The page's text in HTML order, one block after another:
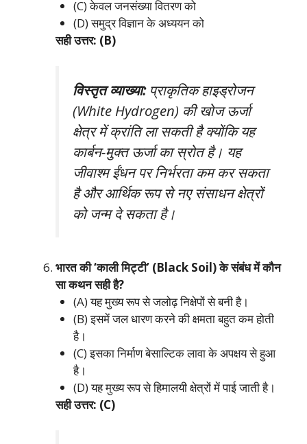
(C) केवल जनसंख्या वितरण को
(D) समुद्र विज्ञान के अध्ययन को
सही उत्तर: (B)
विस्तृत व्याख्या:प्राकृतिक हाइड्रोजन
(White Hydrogen) की खोज ऊर्जा
क्षेत्र में क्रांति ला सकती है क्योंकि यह
कार्बन-मुक्त ऊर्जा का स्रोत है। यह
जीवाश्म ईंधन पर निर्भरता कम कर सकता
है और आर्थिक रूप से नए संसाधन क्षेत्रों
को जन्म दे सकता है।
भारत की ‘काली मिट्टी’ (Black Soil) के संबंध में कौन
सा कथन सही है?
(A) यह मुख्य रूप से जलोढ़ निक्षेपों से बनी है।
(B) इसमें जल धारण करने की क्षमता बहुत कम होती
है।
(C) इसका निर्माण बेसाल्टिक लावा के अपक्षय से हुआ
है।
(D) यह मुख्य रूप से हिमालयी क्षेत्रों में पाई जाती है।
सही उत्तर: (C)